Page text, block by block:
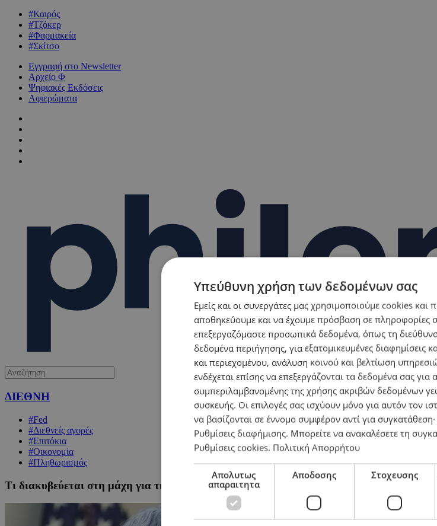
#Καιρός
#Τζόκερ
#Φαρμακεία
#Σκίτσο
Εγγραφή στο Newsletter
Αρχείο Φ
Ψηφιακές Εκδόσεις
Αφιερώματα
ΔΙΕΘΝΗ
#Fed
#Διεθνείς αγορές
#Επιτόκια
#Οικονομία
#Πληθωρισμός
Τι διακυβεύεται στη μάχη για την ανεξαρτησία της Fed
Υπεύθυνη χρήση των δεδομένων σας
Εμείς και οι συνεργάτες μας χρησιμοποιούμε cookies και
αποθηκεύουμε και να έχουμε πρόσβαση σε πληροφορίες
επεξεργαζόμαστε προσωπικά δεδομένα, όπως τη
δεδομένα περιήγησης, για εξατομικευμένες διαφημίσεις
και περιεχομένου, ανάλυση κοινού και βελτίωση
ενδέχεται επίσης να επεξεργάζονται τα δεδομένα σας
συμπεριλαμβανομένης της χρήσης ακριβών δεδομένων
συσκευής. Οι επιλογές σας ισχύουν μόνο για αυτόν τον
να βασίζονται σε έννομο συμφέρον αντί για συγκατάθεση·
Ρυθμίσεις διαφήμισης. Μπορείτε να ανακαλέσετε τη
Ρυθμίσεις cookies. Πολιτική Απορρήτου
Απολυτως
απαραιτητα
Αποδοσης Στοχευσης